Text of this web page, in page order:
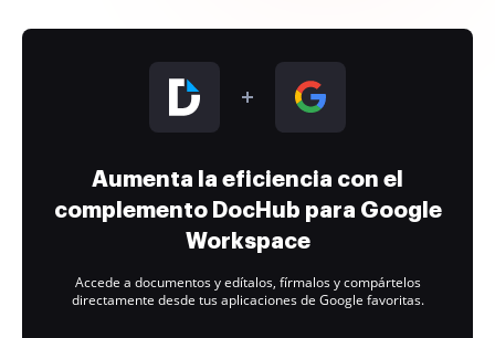
Aumenta la eficiencia con el
complemento DocHub para Google
Workspace
Accede a documentos y edítalos, fírmalos y compártelos
directamente desde tus aplicaciones de Google favoritas.